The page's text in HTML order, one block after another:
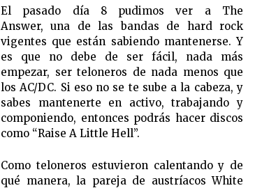
El pasado día 8 pudimos ver a The
Answer, una de las bandas de hard rock
vigentes que están sabiendo mantenerse. Y
es que no debe de ser fácil, nada más
empezar, ser teloneros de nada menos que
los AC/DC. Si eso no se te sube a la cabeza, y
sabes mantenerte en activo, trabajando y
componiendo, entonces podrás hacer discos
como “Raise A Little Hell”.
Como teloneros estuvieron calentando y de
qué manera, la pareja de austríacos White